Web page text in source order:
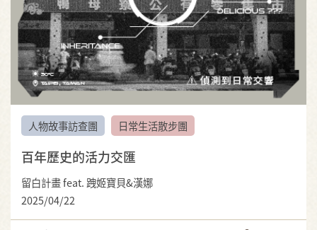
人物故事訪查團 日常生活散步團
百年歷史的活力交匯
留白計畫 feat. 跩姬寶貝&漢娜
2025/04/22